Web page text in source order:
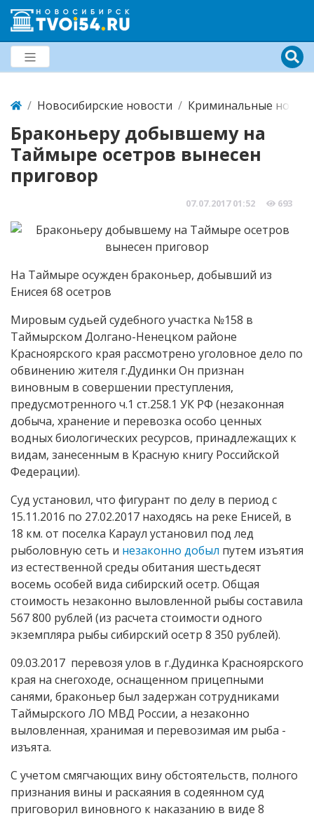
Новосибирские новости Криминальные
Браконьеру добывшему на
Таймыре осетров вынесен
приговор
07.07.2017 01:52 693
На Таймыре осужден браконьер, добывший из
Енисея 68 осетров
Мировым судьей судебного участка №158 в
Таймырском Долгано-Ненецком районе
Красноярского края рассмотрено уголовное дело по
обвинению жителя г.Дудинки Он признан
виновным в совершении преступления,
предусмотренного ч.1 ст.258.1 УК РФ (незаконная
добыча, хранение и перевозка особо ценных
водных биологических ресурсов, принадлежащих к
видам, занесенным в Красную книгу Российской
Федерации).
Суд установил, что фигурант по делу в период с
15.11.2016 по 27.02.2017 находясь на реке Енисей, в
18 км. от поселка Караул установил под лед
рыболовную сеть и незаконно добыл путем изъятия
из естественной среды обитания шестьдесят
восемь особей вида сибирский осетр. Общая
стоимость незаконно выловленной рыбы составила
567 800 рублей (из расчета стоимости одного
экземпляра рыбы сибирский осетр 8 350 рублей).
09.03.2017 перевозя улов в г.Дудинка Красноярского
края на снегоходе, оснащенном прицепными
санями, браконьер был задержан сотрудниками
Таймырского ЛО МВД России, а незаконно
выловленная, хранимая и перевозимая им рыба -
изъята.
С учетом смягчающих вину обстоятельств, полного
признания вины и раскаяния в содеянном суд
приговорил виновного к наказанию в виде 8